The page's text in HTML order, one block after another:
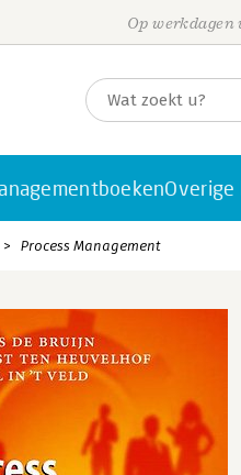
Op
Overige
Process Management